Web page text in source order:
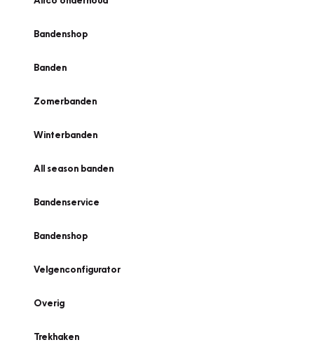
Bandenshop
Banden
Zomerbanden
Winterbanden
All season banden
Bandenservice
Bandenshop
Velgenconfigurator
Overig
Trekhaken